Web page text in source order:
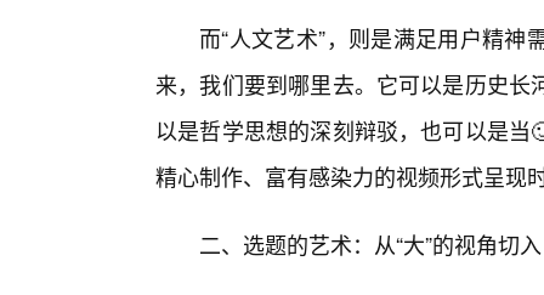
而“人文艺术”，则是满足用户精
来，我们要到哪里去。它可以是历史
以是哲学思想的深刻辩驳，也可以是
精心制作、富有感染力的视频形式呈现
二、选题的艺术：从“大”的视角切